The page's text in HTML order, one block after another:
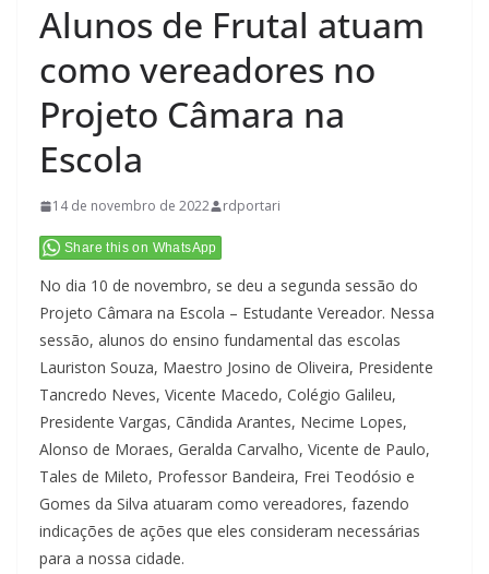
Alunos de Frutal atuam
como vereadores no
Projeto Câmara na
Escola
14 de novembro de 2022 rdportari
Share this on WhatsApp
No dia 10 de novembro, se deu a segunda sessão do
Projeto Câmara na Escola – Estudante Vereador. Nessa
sessão, alunos do ensino fundamental das escolas
Lauriston Souza, Maestro Josino de Oliveira, Presidente
Tancredo Neves, Vicente Macedo, Colégio Galileu,
Presidente Vargas, Cãndida Arantes, Necime Lopes,
Alonso de Moraes, Geralda Carvalho, Vicente de Paulo,
Tales de Mileto, Professor Bandeira, Frei Teodósio e
Gomes da Silva atuaram como vereadores, fazendo
indicações de ações que eles consideram necessárias
para a nossa cidade.